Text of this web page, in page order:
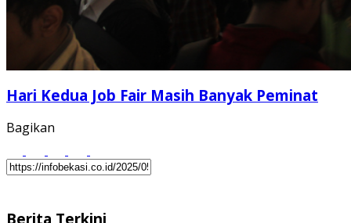
Hari Kedua Job Fair Masih Banyak Peminat
Bagikan
Berita Terkini